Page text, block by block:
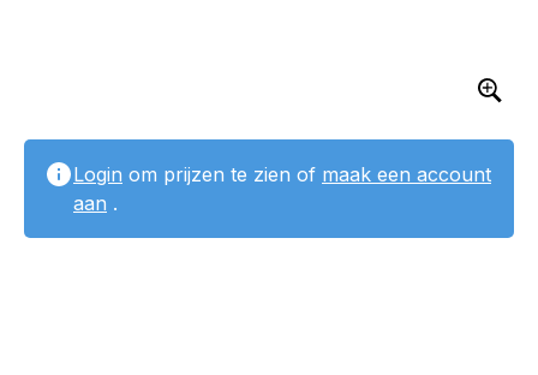
Login om prijzen te zien of maak een account
aan .